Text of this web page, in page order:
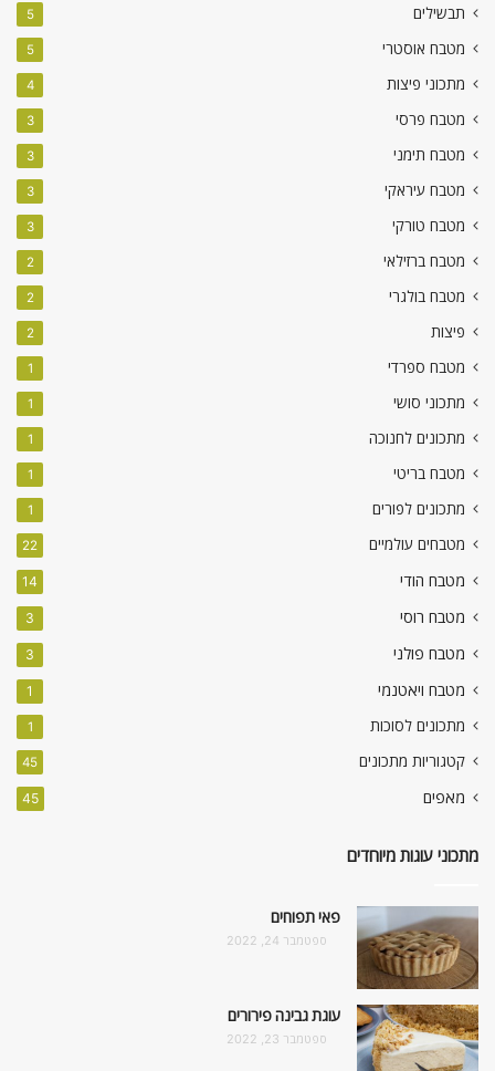
תבשילים 5
מטבח אוסטרי 5
מתכוני פיצות 4
מטבח פרסי 3
מטבח תימני 3
מטבח עיראקי 3
מטבח טורקי 3
מטבח ברזילאי 2
מטבח בולגרי 2
פיצות 2
מטבח ספרדי 1
מתכוני סושי 1
מתכונים לחנוכה 1
מטבח בריטי 1
מתכונים לפורים 1
מטבחים עולמיים 22
מטבח הודי 14
מטבח רוסי 3
מטבח פולני 3
מטבח ויאטנמי 1
מתכונים לסוכות 1
קטגוריות מתכונים 45
מאפים 45
מתכוני עוגות מיוחדים
פאי תפוחים
ספטמבר 24, 2022
עוגת גבינה פירורים
ספטמבר 23, 2022